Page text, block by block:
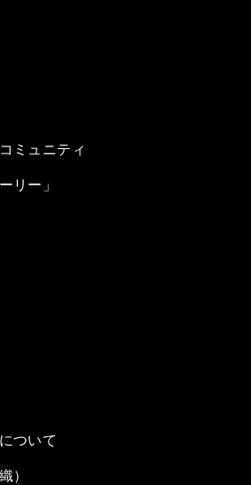
ミュニティ
リー」
ついて
）